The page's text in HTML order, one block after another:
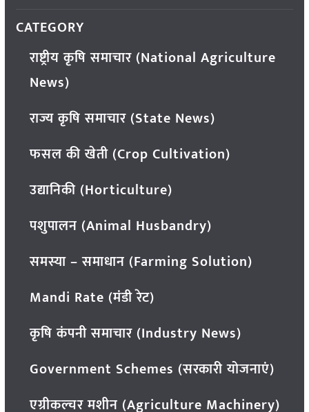
CATEGORY
राष्ट्रीय कृषि समाचार (National Agriculture
News)
राज्य कृषि समाचार (State News)
फसल की खेती (Crop Cultivation)
उद्यानिकी (Horticulture)
पशुपालन (Animal Husbandry)
समस्या – समाधान (Farming Solution)
Mandi Rate (मंडी रेट)
कृषि कंपनी समाचार (Industry News)
Government Schemes (सरकारी योजनाएं)
एग्रीकल्चर मशीन (Agriculture Machinery)